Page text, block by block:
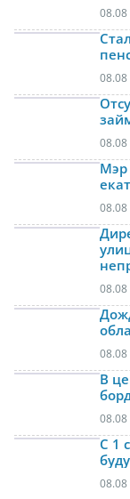
08.08
08.08
08.08
Мэр
08.08
08.08
08.08
В
08.08
С 1
08.08